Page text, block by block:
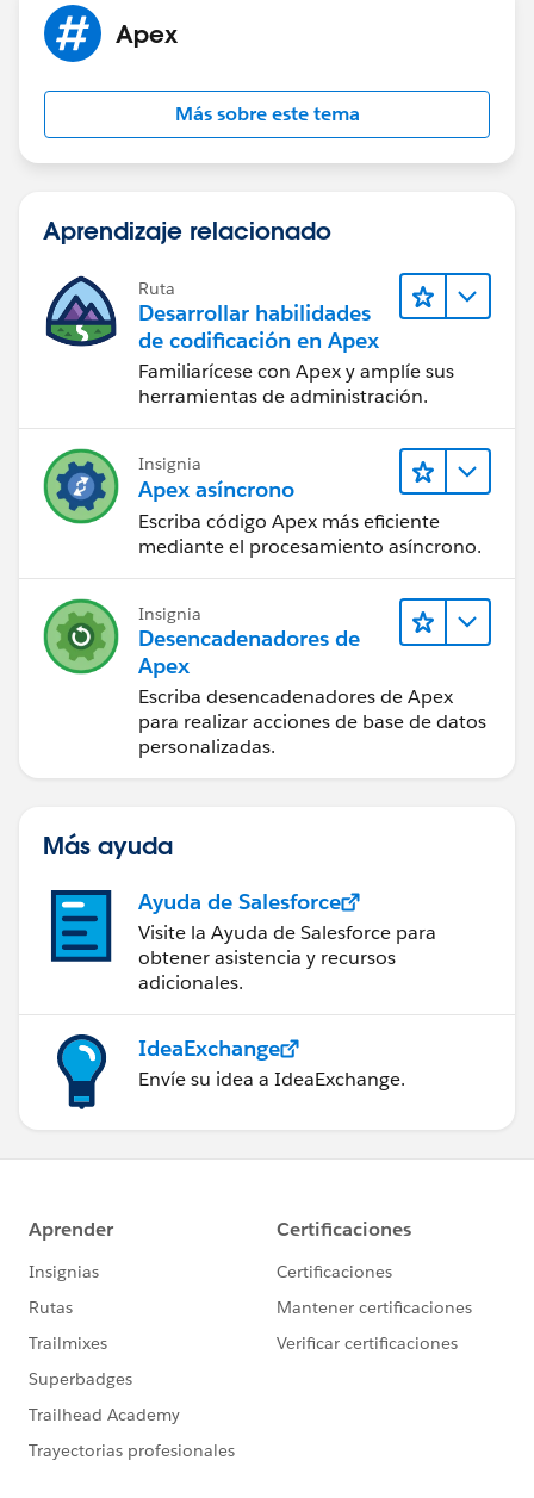
Apex
Más sobre este tema
Aprendizaje relacionado
Ruta
Desarrollar habilidades
de codificación en Apex
Familiarícese con Apex y amplíe sus
herramientas de administración.
Insignia
Apex asíncrono
Escriba código Apex más eficiente
mediante el procesamiento asíncrono.
Insignia
Desencadenadores de
Apex
Escriba desencadenadores de Apex
para realizar acciones de base de datos
personalizadas.
Más ayuda
Ayuda de Salesforce
Visite la Ayuda de Salesforce para
obtener asistencia y recursos
adicionales.
IdeaExchange
Envíe su idea a IdeaExchange.